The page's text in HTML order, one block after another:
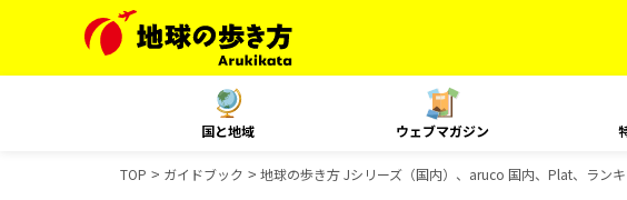
国と地域 ウェブマガジン
TOP ガイドブック 地球の歩き方 Jシリーズ（国内）、aruco 国内、Plat、ラン